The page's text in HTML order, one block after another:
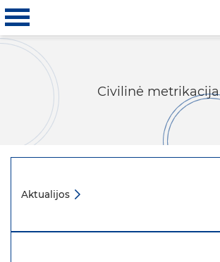
Civilinė metrikacija
Aktualijos